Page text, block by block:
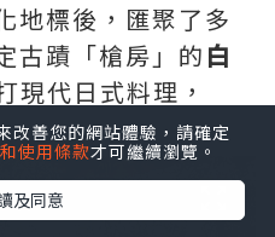
地標後，匯聚了多
古蹟「槍房」的 白
現代日式料理，
善您的網站體驗，請確定
使用條款才可繼續瀏覽。
及同意